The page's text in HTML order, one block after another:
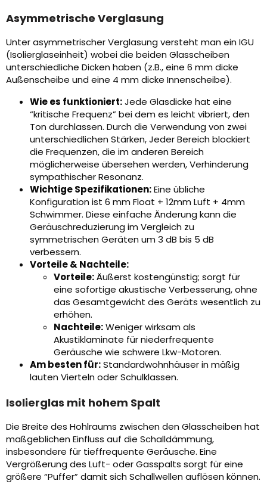
Asymmetrische Verglasung
Unter asymmetrischer Verglasung versteht man ein IGU
(Isolierglaseinheit) wobei die beiden Glasscheiben
unterschiedliche Dicken haben (z.B., eine 6 mm dicke
Außenscheibe und eine 4 mm dicke Innenscheibe).
Wie es funktioniert:Jede Glasdicke hat eine
“kritische Frequenz” bei dem es leicht vibriert, den
Ton durchlassen. Durch die Verwendung von zwei
unterschiedlichen Stärken, Jeder Bereich blockiert
die Frequenzen, die im anderen Bereich
möglicherweise übersehen werden, Verhinderung
sympathischer Resonanz.
Wichtige Spezifikationen:Eine übliche
Konfiguration ist 6 mm Float + 12mm Luft + 4mm
Schwimmer. Diese einfache Änderung kann die
Geräuschreduzierung im Vergleich zu
symmetrischen Geräten um 3 dB bis 5 dB
verbessern.
Vorteile & Nachteile:
Vorteile:Äußerst kostengünstig; sorgt für
eine sofortige akustische Verbesserung, ohne
das Gesamtgewicht des Geräts wesentlich zu
erhöhen.
Nachteile:Weniger wirksam als
Akustiklaminate für niederfrequente
Geräusche wie schwere Lkw-Motoren.
Am besten für:Standardwohnhäuser in mäßig
lauten Vierteln oder Schulklassen.
Isolierglas mit hohem Spalt
Die Breite des Hohlraums zwischen den Glasscheiben hat
maßgeblichen Einfluss auf die Schalldämmung,
insbesondere für tieffrequente Geräusche. Eine
Vergrößerung des Luft- oder Gasspalts sorgt für eine
größere “Puffer” damit sich Schallwellen auflösen können.